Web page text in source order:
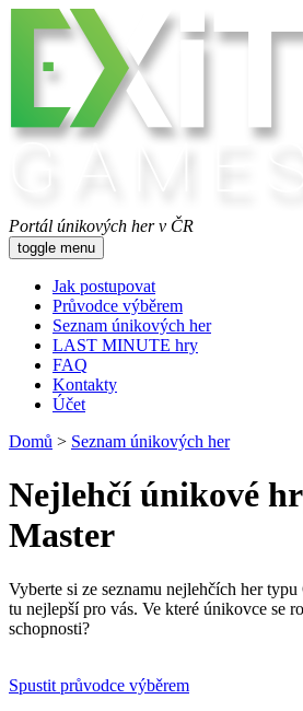
Portál únikových her v ČR
toggle menu
Jak postupovat
Průvodce výběrem
Seznam únikových her
LAST MINUTE hry
FAQ
Kontakty
Účet
Domů > Seznam únikových her
Nejlehčí únikové
Master
Vyberte si ze seznamu nejlehčích her
tu nejlepší pro vás. Ve které únikovce se
schopnosti?
Spustit průvodce výběrem